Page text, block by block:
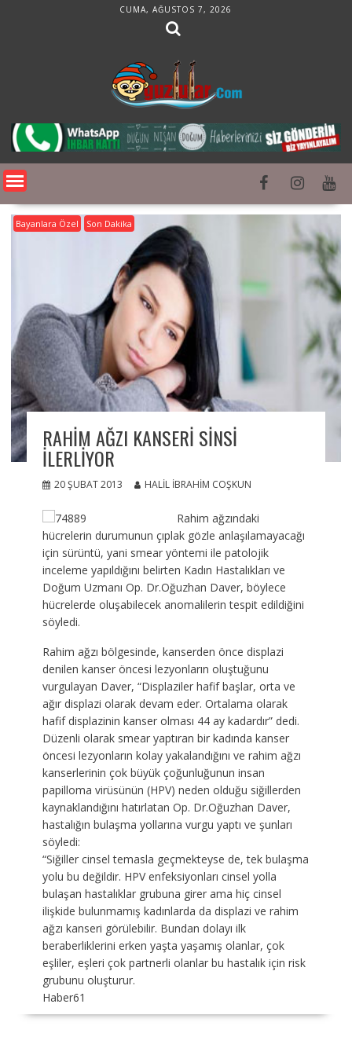
CUMA, AĞUSTOS 7, 2026
Bayanlara Özel Son Dakika
RAHIM AĞZI KANSERI SINSI
İLERLIYOR
20 ŞUBAT 2013 HALIL İBRAHIM COŞKUN
Rahim ağzındaki
hücrelerin durumunun çıplak gözle anlaşılamayacağı
için sürüntü, yani smear yöntemi ile patolojik
inceleme yapıldığını belirten Kadın Hastalıkları ve
Doğum Uzmanı Op. Dr.Oğuzhan Daver, böylece
hücrelerde oluşabilecek anomalilerin tespit edildiğini
söyledi.
Rahim ağzı bölgesinde, kanserden önce displazi
denilen kanser öncesi lezyonların oluştuğunu
vurgulayan Daver, “Displaziler hafif başlar, orta ve
ağır displazi olarak devam eder. Ortalama olarak
hafif displazinin kanser olması 44 ay kadardır” dedi.
Düzenli olarak smear yaptıran bir kadında kanser
öncesi lezyonların kolay yakalandığını ve rahim ağzı
kanserlerinin çok büyük çoğunluğunun insan
papilloma virüsünün (HPV) neden olduğu siğillerden
kaynaklandığını hatırlatan Op. Dr.Oğuzhan Daver,
hastalığın bulaşma yollarına vurgu yaptı ve şunları
söyledi:
“Siğiller cinsel temasla geçmekteyse de, tek bulaşma
yolu bu değildir. HPV enfeksiyonları cinsel yolla
bulaşan hastalıklar grubuna girer ama hiç cinsel
ilişkide bulunmamış kadınlarda da displazi ve rahim
ağzı kanseri görülebilir. Bundan dolayı ilk
beraberliklerini erken yaşta yaşamış olanlar, çok
eşliler, eşleri çok partnerli olanlar bu hastalık için risk
grubunu oluşturur.
Haber61